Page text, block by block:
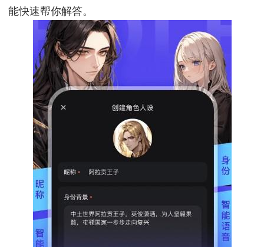
能快速帮你解答。